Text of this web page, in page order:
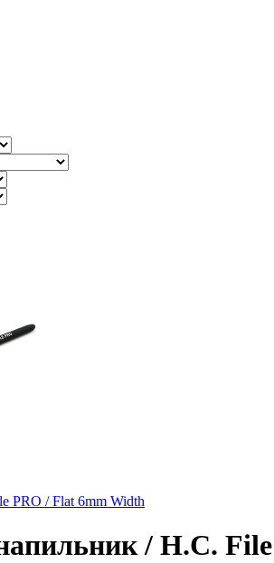
PRO / Flat 6mm Width
/ H.C.